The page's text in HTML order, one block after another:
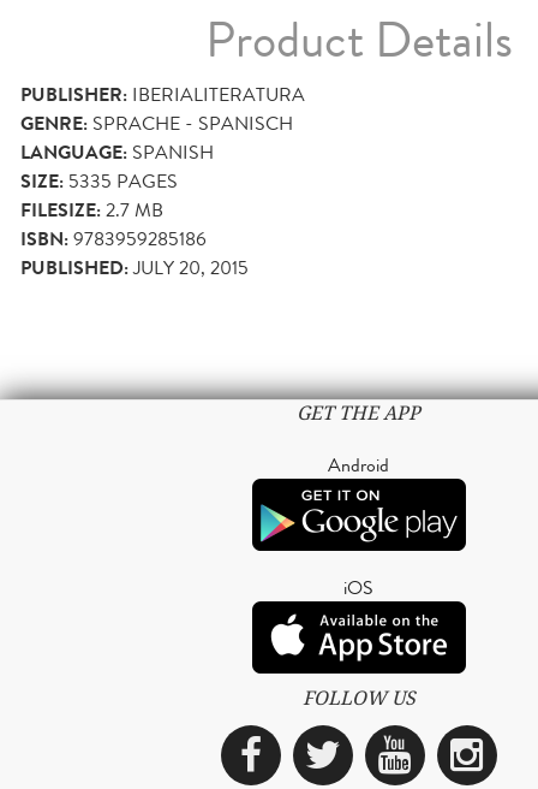
Product Details
PUBLISHER: IBERIALITERATURA
GENRE: SPRACHE - SPANISCH
LANGUAGE: SPANISH
SIZE: 5335 PAGES
FILESIZE:2.7 MB
ISBN:9783959285186
PUBLISHED:JULY 20, 2015
GET THE APP
Android
iOS
FOLLOW US
Facebook
Twitter